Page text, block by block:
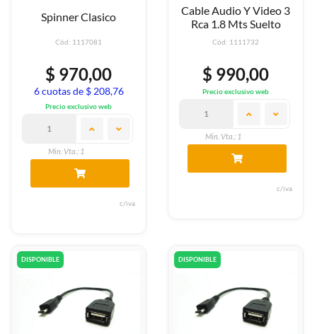
Spinner Clasico
Cód: 1117081
$ 970,00
6 cuotas de $ 208,76
Precio exclusivo web
Min. Vta.: 1
c/iva
Cable Audio Y Video 3
Rca 1.8 Mts Suelto
Cód: 1111732
$ 990,00
Precio exclusivo web
Min. Vta.: 1
c/iva
DISPONIBLE DISPONIBLE